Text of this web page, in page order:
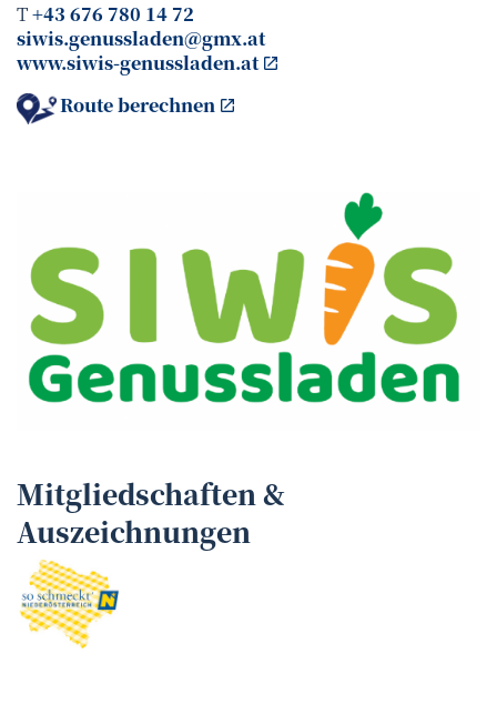
T+43 676 780 14 72
siwis.genussladen@gmx.at
www.siwis-genussladen.at
Route berechnen
Mitgliedschaften &
Auszeichnungen